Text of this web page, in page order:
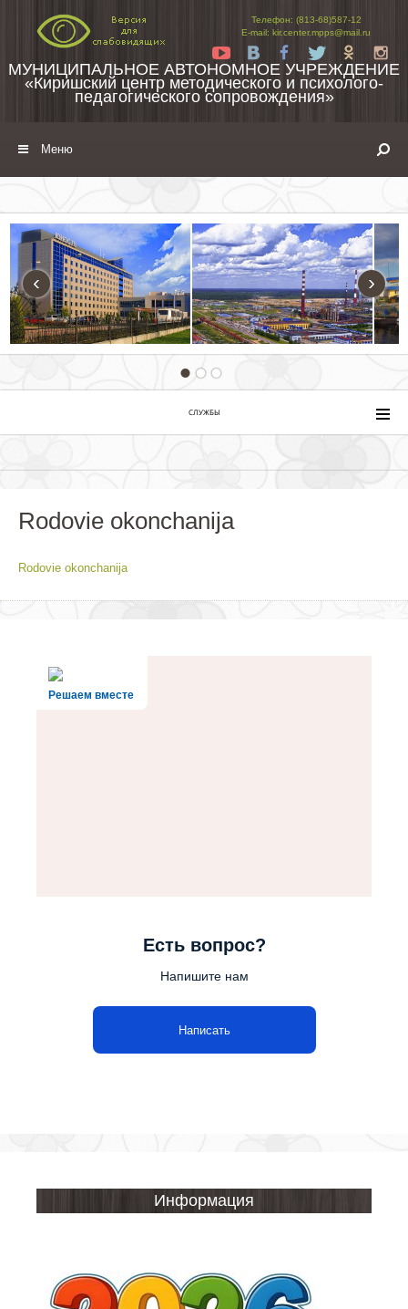
Телефон: (813-68)587-12
E-mail: kir.center.mpps@mail.ru
Yt
Tw
МУНИЦИПАЛЬНОЕ АВТОНОМНОЕ УЧРЕЖДЕНИЕ
«Киришский центр методического и психолого-
педагогического сопровождения»
Меню
‹ ›
СЛУЖБЫ
Rodovie okonchanija
Rodovie okonchanija
Решаем вместе
Есть вопрос?
Напишите нам
Написать
Информация